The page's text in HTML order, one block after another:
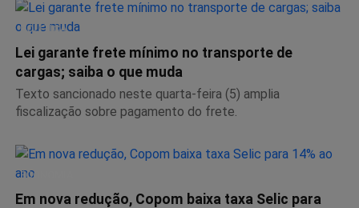
POLÍTICA
Lei garante frete mínimo no transporte de
cargas; saiba o que muda
Texto sancionado neste quarta-feira (5) amplia
fiscalização sobre pagamento do frete.
ECONOMIA
Em nova redução, Copom baixa taxa Selic para